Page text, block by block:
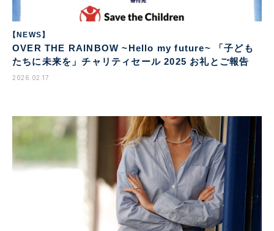
【NEWS】
OVER THE RAINBOW ~Hello my future~ 「子ども
たちに未来を」チャリティセール 2025 お礼とご報告
2026.02.17